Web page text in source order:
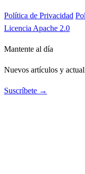
Política de Privacidad
Licencia Apache 2.0
Mantente al día
Nuevos artículos y
Suscríbete →